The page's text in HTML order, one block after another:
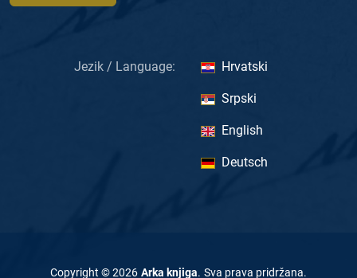
Jezik / Language: Hrvatski
Srpski
English
Deutsch
Copyright ©2026 Arka knjiga. Sva prava pridržana.